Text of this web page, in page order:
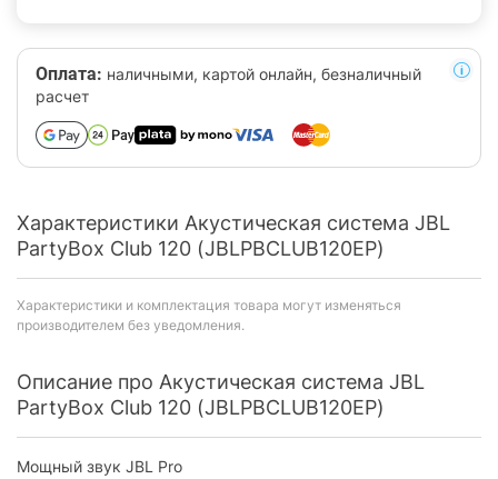
Оплата: наличными, картой онлайн, безналичный
расчет
Характеристики Акустическая система JBL
PartyBox Club 120 (JBLPBCLUB120EP)
Характеристики и комплектация товара могут изменяться
производителем без уведомления.
Описание про Акустическая система JBL
PartyBox Club 120 (JBLPBCLUB120EP)
Мощный звук JBL Pro